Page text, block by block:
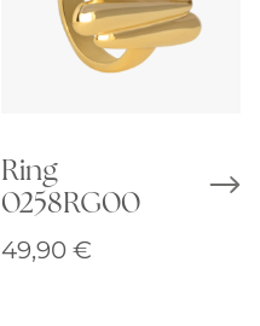
Ring
0258RG00
49,90 €